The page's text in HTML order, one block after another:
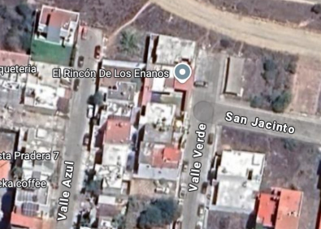
Sustento Legal De Las Descargas Residuales Al Mar
Emergencia Ambiental Por Incendios Históricos
Estadio De Tritones Vallarta; Será Financiado Por Privados
Taxis En Puerto Vallarta, ¿para Quiénes Aplica Y Cómo
Tras Explosión De Una Pipa En Tlaquepaque (VIDEO)
Mensaje De La Cuarta Transformación A Puerto Vallarta Y
Verde En El Estero El Salado Por Su 26 Aniversario
En Los PriceAgencies Awards 2026 En Ciudad De México
Gratuita En Puerto Vallarta Para Emprendedores Y
Buscan Integrar La Planilla Del PAN Vallarta Para El 2027